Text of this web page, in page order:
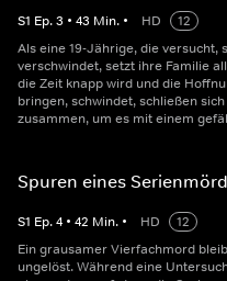
S1 Ep.3 • 43 Min. • HD
12
Als eine 19-Jährige, die versucht,
verschwindet, setzt ihre Familie
die Zeit knapp wird und die
bringen, schwindet, schließen
zusammen, um es mit einem
Spuren eines
S1 Ep.4 • 42 Min. • HD
12
Ein grausamer Vierfachmord
ungelöst. Während eine